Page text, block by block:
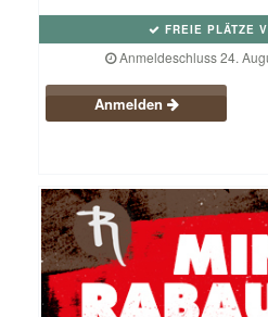
FREIE PLÄTZE
Anmeldeschluss 24.
Anmelden